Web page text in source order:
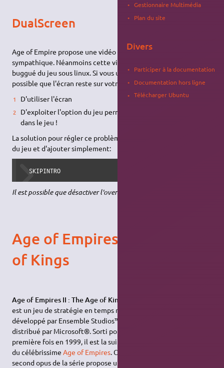
DualScreen
Age of Empire propose une vidéo d'introduction très
sympathique. Néanmoins cette vidéo est l'élément le plus
buggué du jeu sous linux. Si vous utilisez deux écrans il est
possible que l'écran reste sur votre second écran empêchant:
D'utiliser l'écran
D'exploiter l'option du jeu permettant de conserver la souris
dans le jeu !
La solution pour régler ce problème est d'aller dans les options
du jeu et d'ajouter simplement:
  SKIPINTRO
Il est possible que désactiver l'overlay de Steam aide également.
Age of Empires II : The Age
of Kings
Age of Empires II : The Age of King
est un jeu de stratégie en temps réel
développé par Ensemble Studios™ et
distribué par Microsoft®. Sorti pour la
première fois en 1999, il est la suite
du célébrissimeAge of Empires. Ce
second opus de la série propose une
Gestionnaire Multimédia
Plan du site
Divers
Participer à la documentation
Documentation hors ligne
Télécharger Ubuntu